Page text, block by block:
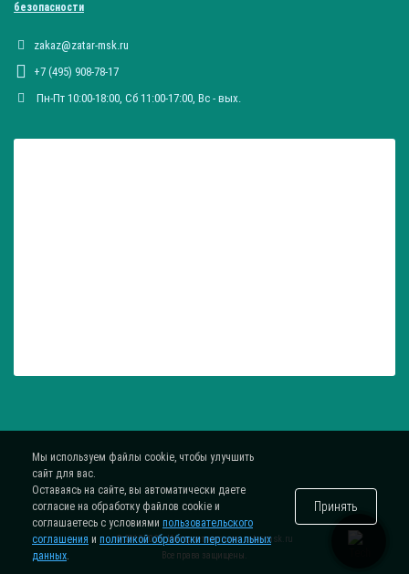
безопасности
zakaz@zatar-msk.ru
+7 (495) 908-78-17
Пн-Пт 10:00-18:00, Сб 11:00-17:00, Вc - вых.
® 2015-2026. Интернет-магазинzatar-msk.ru
Все права защищены.
Мы используем файлы cookie, чтобы улучшить
сайт для вас.
Оставаясь на сайте, вы автоматически даете
согласие на обработку файлов cookie и
соглашаетесь с условиями пользовательского
соглашения и политикой обработки персональных
данных.
Принять